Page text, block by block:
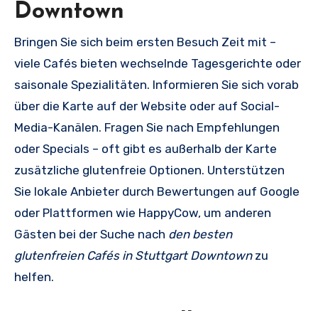
Downtown
Bringen Sie sich beim ersten Besuch Zeit mit –
viele Cafés bieten wechselnde Tagesgerichte oder
saisonale Spezialitäten. Informieren Sie sich vorab
über die Karte auf der Website oder auf Social-
Media-Kanälen. Fragen Sie nach Empfehlungen
oder Specials – oft gibt es außerhalb der Karte
zusätzliche glutenfreie Optionen. Unterstützen
Sie lokale Anbieter durch Bewertungen auf Google
oder Plattformen wie HappyCow, um anderen
Gästen bei der Suche nach den besten
glutenfreien Cafés in Stuttgart Downtownzu
helfen.